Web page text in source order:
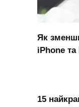
Як
iPhone та
15